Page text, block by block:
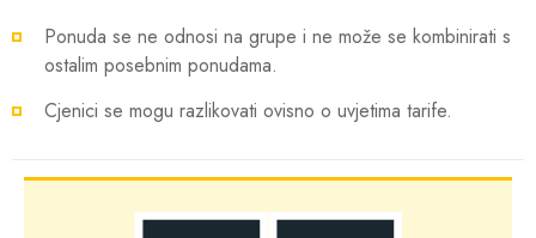
Ponuda se ne odnosi na grupe i ne može se kombinirati s
ostalim posebnim ponudama.
Cjenici se mogu razlikovati ovisno o uvjetima tarife.